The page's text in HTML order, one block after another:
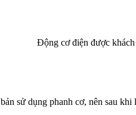
Động cơ điện được
sử dụng phanh cơ, nên sau